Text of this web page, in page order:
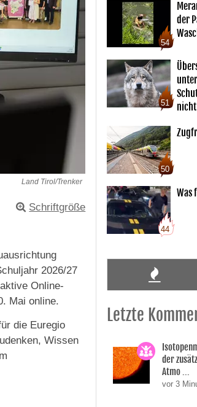
Land Tirol/Trenker
Schriftgröße
2026/27
Online-
Mai online.
die Euregio
Wissen
54
der
51
nicht
50
44
Was
Letzte
der
Atmo ...
vor 3